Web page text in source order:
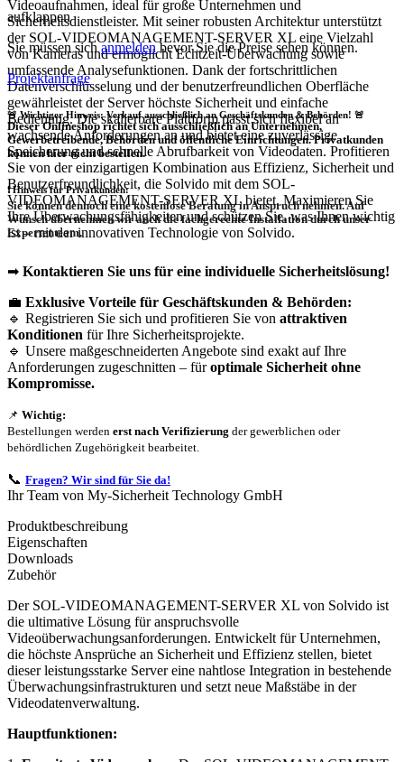
Videoaufnahmen, ideal für große Unternehmen und
Sicherheitsdienstleister. Mit seiner robusten Architektur unterstützt
der SOL-VIDEOMANAGEMENT-SERVER XL eine Vielzahl
von Kameras und ermöglicht Echtzeit-Überwachung sowie
umfassende Analysefunktionen. Dank der fortschrittlichen
Datenverschlüsselung und der benutzerfreundlichen Oberfläche
gewährleistet der Server höchste Sicherheit und einfache
Bedienung. Die skalierbare Plattform passt sich flexibel an
wachsende Anforderungen an und bietet eine zuverlässige
Speicherung und schnelle Abrufbarkeit von Videodaten. Profitieren
Sie von der einzigartigen Kombination aus Effizienz, Sicherheit und
Benutzerfreundlichkeit, die Solvido mit dem SOL-
VIDEOMANAGEMENT-SERVER XL bietet. Maximieren Sie
Ihre Überwachungsfähigkeiten und schützen Sie, was Ihnen wichtig
ist – mit der innovativen Technologie von Solvido.
aufklappen
Sie müssen sichanmeldenbevor Sie die Preise sehen können.
Projektanfrage
🚨 Wichtiger Hinweis: Verkauf ausschließlich an Geschäftskunden & Behörden! 🚨
Dieser Onlineshop richtet sichausschließlichan Unternehmen,
Gewerbetreibende, Behörden und öffentliche Einrichtungen.Privatkunden
können hier nicht bestellen.
❗Hinweis für Privatkunden:
Sie können dennoch einekostenlose Beratungin Anspruch nehmen. Auf
Wunsch übernehmen wir auch diefachgerechte Installationdurch unser
Expertenteam.
➡ Kontaktieren Sie uns für eine individuelle Sicherheitslösung!
💼 Exklusive Vorteile für Geschäftskunden & Behörden:
🔹 Registrieren Sie sich und profitieren Sie von attraktiven
Konditionen für Ihre Sicherheitsprojekte.
🔹 Unsere maßgeschneiderten Angebote sind exakt auf Ihre
Anforderungen zugeschnitten – füroptimale Sicherheit ohne
Kompromisse.
📌 Wichtig:
Bestellungen werden erst nach Verifizierung der gewerblichen oder
behördlichen Zugehörigkeit bearbeitet.
📞 Fragen? Wir sind für Sie da!
Ihr Team von My-Sicherheit Technology GmbH
Produktbeschreibung
Eigenschaften
Downloads
Zubehör
Der SOL-VIDEOMANAGEMENT-SERVER XL von Solvido ist
die ultimative Lösung für anspruchsvolle
Videoüberwachungsanforderungen. Entwickelt für Unternehmen,
die höchste Ansprüche an Sicherheit und Effizienz stellen, bietet
dieser leistungsstarke Server eine nahtlose Integration in bestehende
Überwachungsinfrastrukturen und setzt neue Maßstäbe in der
Videodatenverwaltung.
Hauptfunktionen: